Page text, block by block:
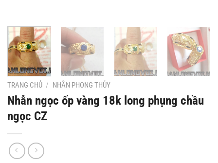
TRANG CHỦ / NHẪN PHONG THỦY
Nhẫn ngọc ốp vàng 18k long phụng chầu
ngọc CZ